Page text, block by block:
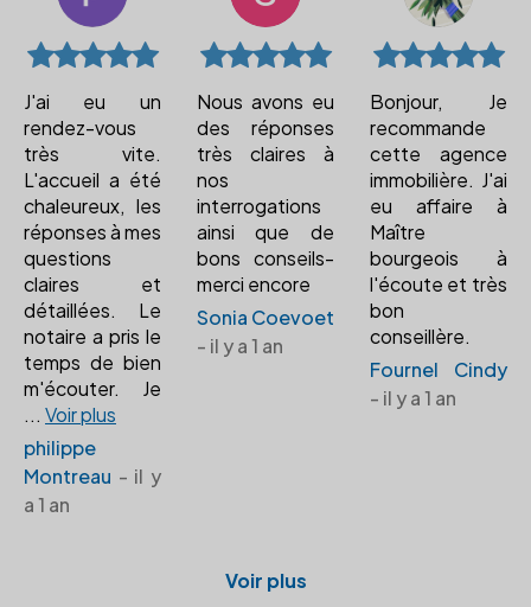
J'ai eu un
rendez-vous
très vite.
L'accueil a été
chaleureux, les
réponses à mes
questions
claires et
détaillées. Le
notaire a pris le
temps de bien
m'écouter. Je
... Voir plus
philippe
Montreau - il y
a 1 an
Nous avons eu
des réponses
très claires à
nos
interrogations
ainsi que de
bons conseils-
merci encore
Sonia Coevoet
- il y a 1 an
Bonjour, Je
recommande
cette agence
immobilière. J'ai
eu affaire à
Maître
bourgeois à
l'écoute et très
bon
conseillère.
Fournel Cindy
- il y a 1 an
Voir plus